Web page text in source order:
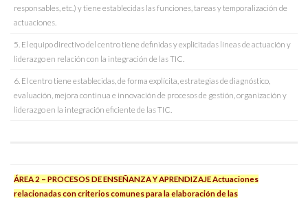
responsables, etc.) y tiene establecidas las funciones, tareas y temporalización de
actuaciones.
5. El equipo directivo del centro tiene definidas y explicitadas líneas de actuación y
liderazgo en relación con la integración de las TIC.
6. El centro tiene establecidas, de forma explícita, estrategias de diagnóstico,
evaluación, mejora continua e innovación de procesos de gestión, organización y
liderazgo en la integración eficiente de las TIC.
ÁREA 2 – PROCESOS DE ENSEÑANZA Y APRENDIZAJE Actuaciones
relacionadas con criterios comunes para la elaboración de las